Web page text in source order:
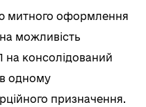
митного оформлення
можливість
на консолідований
одному
призначення.